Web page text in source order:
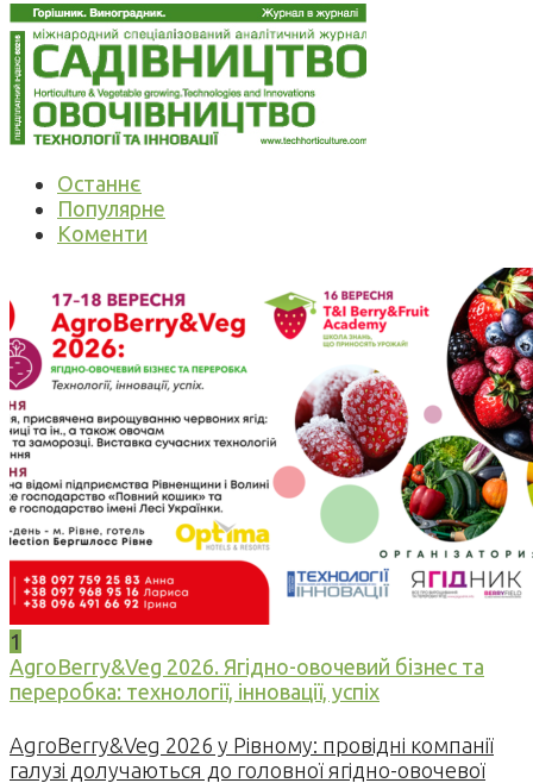
Останнє
Популярне
Коменти
1
AgroBerry&Veg 2026. Ягідно-овочевий бізнес та
переробка: технології, інновації, успіх
AgroBerry&Veg 2026 у Рівному: провідні компанії
галузі долучаються до головної ягідно-овочевої